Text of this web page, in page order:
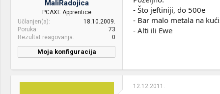
a
MaliRadojica
PCAXE Apprentice
Učlanjen(a)
18.10.2009.
Poruka
73
Rezultat reagovanja
0
Moja konfiguracija
- Što jeftiniji, do 500e
- Bar malo metala na
- Alti ili Ewe
12.12.2011.